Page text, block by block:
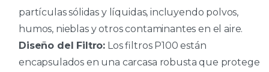
partículas sólidas y líquidas, incluyendo polvos,
humos, nieblas y otros contaminantes en el aire.
Diseño del Filtro: Los filtros P100 están
encapsulados en una carcasa robusta que protege